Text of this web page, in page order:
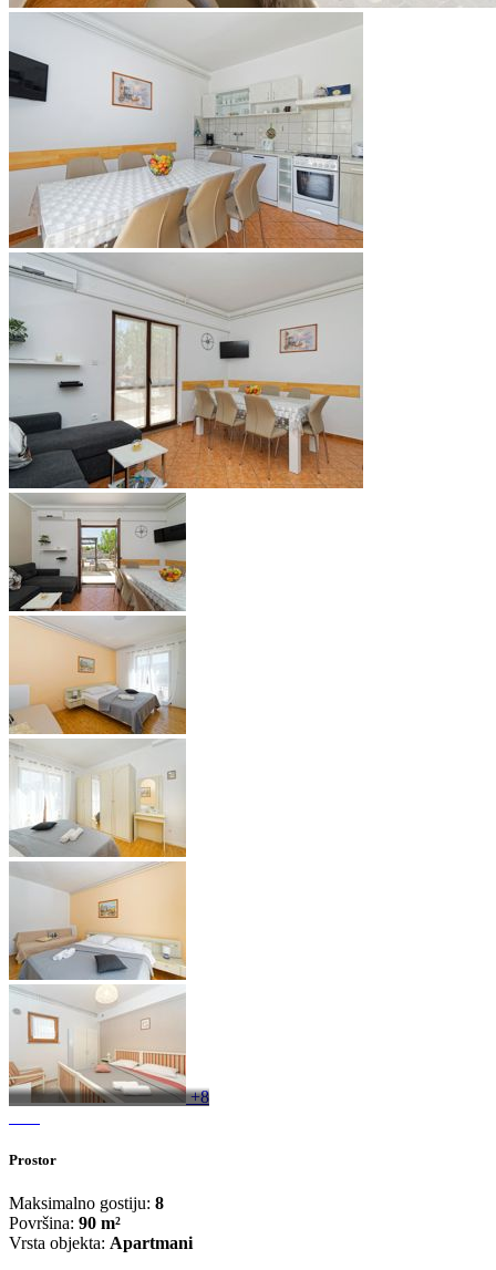
+8
Prostor
Maksimalno gostiju: 8
Površina: 90 m²
Vrsta objekta: Apartmani